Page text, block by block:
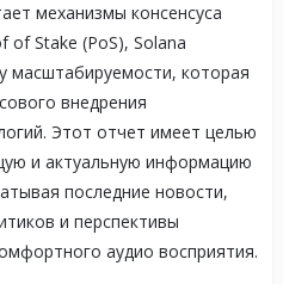
механизмы консенсуса
of Stake (PoS), Solana
масштабируемости, которая
внедрения
Этот отчет имеет целью
и актуальную информацию
последние новости,
и перспективы
аудио восприятия.